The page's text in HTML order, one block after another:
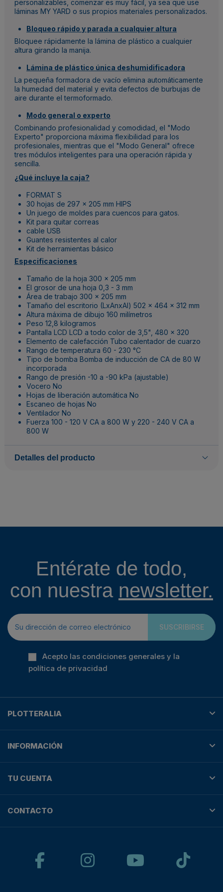
personalizables, comenzar es muy fácil, ya sea que use
láminas MY YARD o sus propios materiales personalizados.
Bloqueo rápido y parada a cualquier altura
Bloquee rápidamente la lámina de plástico a cualquier
altura girando la manija.
Lámina de plástico única deshumidificadora
La pequeña formadora de vacío elimina automáticamente
la humedad del material y evita defectos de burbujas de
aire durante el termoformado.
Modo general o experto
Combinando profesionalidad y comodidad, el "Modo
Experto" proporciona máxima flexibilidad para los
profesionales, mientras que el "Modo General" ofrece
tres módulos inteligentes para una operación rápida y
sencilla.
¿Qué incluye la caja?
FORMAT S
30 hojas de 297 x 205 mm HIPS
Un juego de moldes para cuencos para gatos.
Kit para quitar correas
cable USB
Guantes resistentes al calor
Kit de herramientas básico
Especificaciones
Tamaño de la hoja 300 x 205 mm
El grosor de una hoja 0,3 - 3 mm
Área de trabajo 300 x 205 mm
Tamaño del escritorio (LxAnxAl) 502 x 464 x 312 mm
Altura máxima de dibujo 160 milímetros
Peso 12,8 kilogramos
Pantalla LCD LCD a todo color de 3,5", 480 x 320
Elemento de calefacción Tubo calentador de cuarzo
Rango de temperatura 60 - 230 °C
Tipo de bomba Bomba de inducción de CA de 80 W
incorporada
Rango de presión -10 a -90 kPa (ajustable)
Vocero No
Hojas de liberación automática No
Escaneo de hojas No
Ventilador No
Fuerza 100 - 120 V CA a 800 W y 220 - 240 V CA a
800 W
Detalles del producto
Entérate de todo,
con nuestra newsletter.
SUSCRIBIRSE
Acepto las condiciones generales y la
política de privacidad
PLOTTERALIA
INFORMACIÓN
TU CUENTA
CONTACTO